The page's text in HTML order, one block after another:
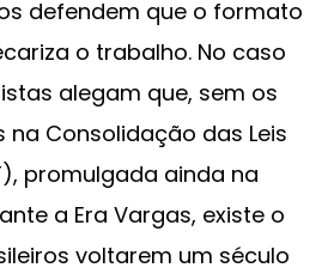
defendem que o formato
o trabalho. No caso
alegam que, sem os
Consolidação das Leis
promulgada ainda na
a Era Vargas, existe o
voltarem um século